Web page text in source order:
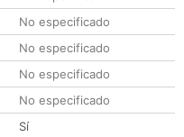
No especificado
No especificado
No especificado
No especificado
Sí